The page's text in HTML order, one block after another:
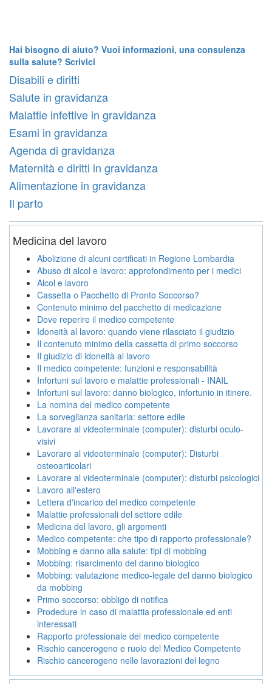
Hai bisogno di aiuto? Vuoi informazioni, una consulenza
sulla salute? Scrivici
Disabili e diritti
Salute in gravidanza
Malattie infettive in gravidanza
Esami in gravidanza
Agenda di gravidanza
Maternità e diritti in gravidanza
Alimentazione in gravidanza
Il parto
Medicina del lavoro
Abolizione di alcuni certificati in Regione Lombardia
Abuso di alcol e lavoro: approfondimento per i medici
Alcol e lavoro
Cassetta o Pacchetto di Pronto Soccorso?
Contenuto minimo del pacchetto di medicazione
Dove reperire il medico competente
Idoneità al lavoro: quando viene rilasciato il giudizio
Il contenuto minimo della cassetta di primo soccorso
Il giudizio di idoneità al lavoro
Il medico competente: funzioni e responsabilità
Infortuni sul lavoro e malattie professionali - INAIL
Infortuni sul lavoro: danno biologico, infortunio in itinere.
La nomina del medico competente
La sorveglianza sanitaria: settore edile
Lavorare al videoterminale (computer): disturbi oculo-
visivi
Lavorare al videoterminale (computer): Disturbi
osteoarticolari
Lavorare al videoterminale (computer): disturbi psicologici
Lavoro all'estero
Lettera d'incarico del medico competente
Malattie professionali del settore edile
Medicina del lavoro, gli argomenti
Medico competente: che tipo di rapporto professionale?
Mobbing e danno alla salute: tipi di mobbing
Mobbing: risarcimento del danno biologico
Mobbing: valutazione medico-legale del danno biologico
da mobbing
Primo soccorso: obbligo di notifica
Prodedure in caso di malattia professionale ed enti
interessati
Rapporto professionale del medico competente
Rischio cancerogeno e ruolo del Medico Competente
Rischio cancerogeno nelle lavorazioni del legno